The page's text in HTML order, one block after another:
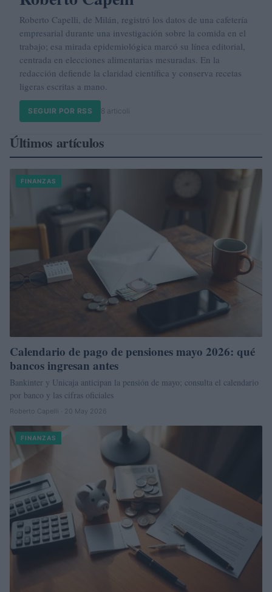
Roberto Capelli, de Milán, registró los datos de una cafetería
empresarial durante una investigación sobre la comida en el
trabajo; esa mirada epidemiológica marcó su línea editorial,
centrada en elecciones alimentarias mesuradas. En la
redacción defiende la claridad científica y conserva recetas
ligeras escritas a mano.
SEGUIR POR RSS 8 articoli
Últimos artículos
FINANZAS
Calendario de pago de pensiones mayo 2026: qué
bancos ingresan antes
Bankinter y Unicaja anticipan la pensión de mayo; consulta el calendario
por banco y las cifras oficiales
Roberto Capelli · 20 May 2026
FINANZAS